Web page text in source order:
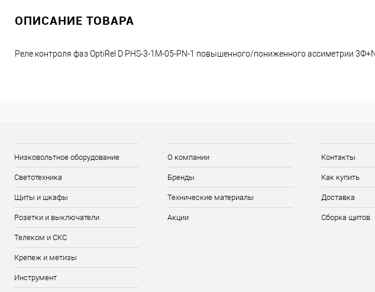
ОПИСАНИЕ ТОВАРА
Реле контроля фаз OptiRel D PHS-3-1M-05-PN-1 повышенного/пониженного ассиметрии
Низковольтное оборудование
Светотехника
Щиты и шкафы
Розетки и выключатели
Телеком и СКС
Крепеж и метизы
Инструмент
О компании
Бренды
Технические материалы
Акции
Контакты
Как купить
Доставка
Сборка щитов